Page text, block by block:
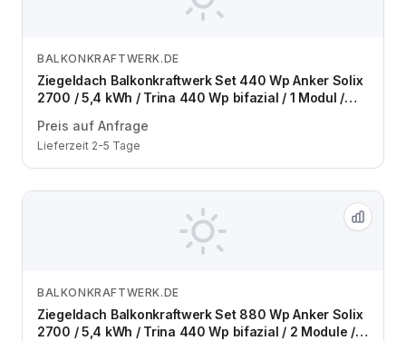
Zum Angebot
BALKONKRAFTWERK.DE
Ziegeldach Balkonkraftwerk Set 440 Wp Anker Solix
2700 / 5,4 kWh / Trina 440 Wp bifazial / 1 Modul /
Preis auf Anfrage
Lieferzeit 2-5 Tage
Zum Angebot
BALKONKRAFTWERK.DE
Ziegeldach Balkonkraftwerk Set 880 Wp Anker Solix
2700 / 5,4 kWh / Trina 440 Wp bifazial / 2 Module /